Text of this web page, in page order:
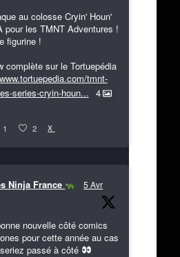
au colosse Cryin' Houn'
pour les TMNT Adventures !
figurine !
complète sur le Tortuepédia
tmnt-
series-cryin-houn... 4
1 2 X
Ninja France 5 Avr
nouvelle côté comics
pour cette année au cas
passé à côté